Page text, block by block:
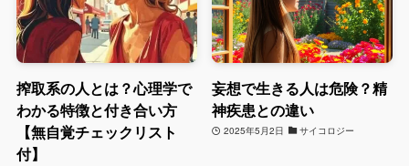
搾取系の人とは？心理学で
わかる特徴と付き合い方
【無自覚チェックリスト
付】
妄想で生きる人は危険？精
神疾患との違い
2025年5月2日 サイコロジー